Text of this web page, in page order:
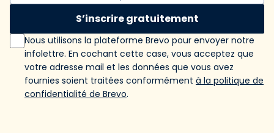
S’inscrire gratuitement
Nous utilisons la plateforme Brevo pour envoyer notre
infolettre. En cochant cette case, vous acceptez que
votre adresse mail et les données que vous avez
fournies soient traitées conformément à la politique de
confidentialité de Brevo.